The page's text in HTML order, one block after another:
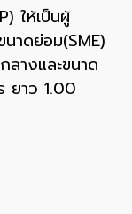
ให้เป็นผู้
าดย่อม(SME)
ลางและขนาด
ยาว 1.00